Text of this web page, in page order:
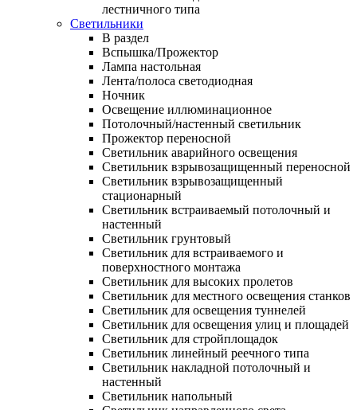
лестничного типа
Светильники
В раздел
Вспышка/Прожектор
Лампа настольная
Лента/полоса светодиодная
Ночник
Освещение иллюминационное
Потолочный/настенный светильник
Прожектор переносной
Светильник аварийного освещения
Светильник взрывозащищенный переносной
Светильник взрывозащищенный
стационарный
Светильник встраиваемый потолочный и
настенный
Светильник грунтовый
Светильник для встраиваемого и
поверхностного монтажа
Светильник для высоких пролетов
Светильник для местного освещения станков
Светильник для освещения туннелей
Светильник для освещения улиц и площадей
Светильник для стройплощадок
Светильник линейный реечного типа
Светильник накладной потолочный и
настенный
Светильник напольный